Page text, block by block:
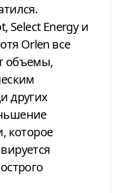
Select Energy и
Orlen все
объемы,
других
которое